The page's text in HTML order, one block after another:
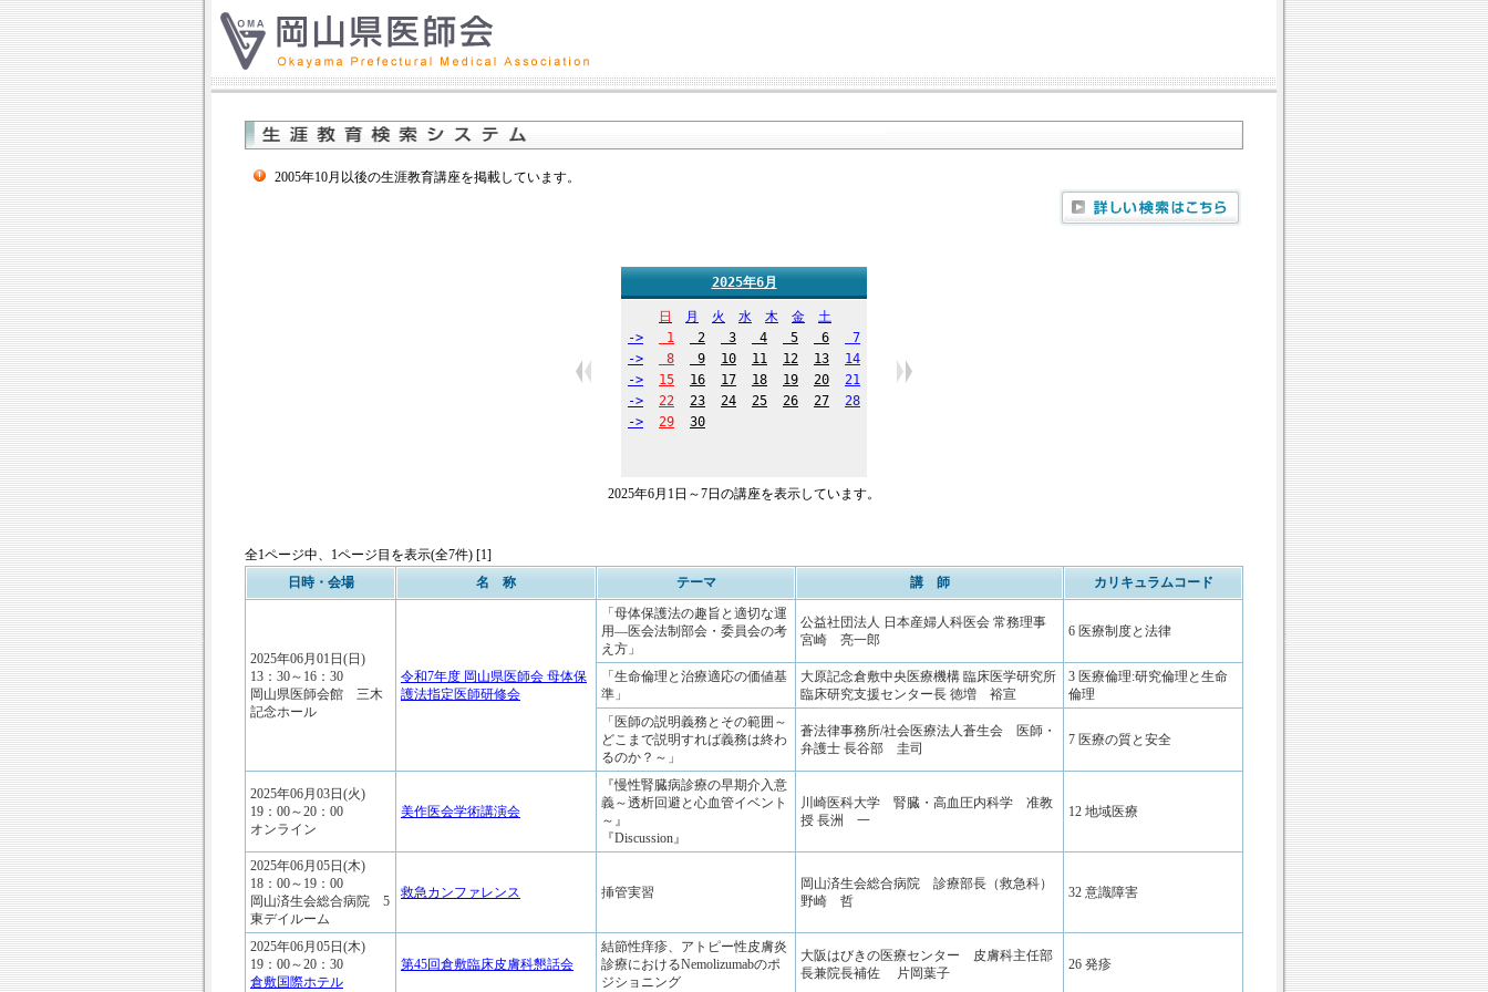
2005年10月以後の生涯教育講座を掲載しています。
2025年6月
日 月 火 水 木 金
土
->
1 2 3 4 5 6
7
->
8 9 10 11 12 13
14
->
15 16 17 18 19 20
21
->
22 23 24 25 26 27
28
->
29 30
2025年6月1日～7日の講座を表示しています。
全1ページ中、1ページ目を表示(全7件) [1]
日時・会場
名 称 テーマ 講 師 カリキュラムコード
2025年06月01日(日)
13：30～16：30
岡山県医師会館 三木
記念ホール
令和7年度 岡山県医師会 母体保
護法指定医師研修会
「母体保護法の趣旨と適切な運
用―医会法制部会・委員会の考
え方」
公益社団法人 日本産婦人科医会 常務理事
宮崎 亮一郎
6 医療制度と法律
「生命倫理と治療適応の価値基
準」
大原記念倉敷中央医療機構 臨床医学研究所
臨床研究支援センター長 徳増 裕宣
3 医療倫理:研究倫理と生命
倫理
「医師の説明義務とその範囲～
どこまで説明すれば義務は終わ
るのか？～」
蒼法律事務所/社会医療法人蒼生会 医師・
弁護士 長谷部 圭司
7 医療の質と安全
2025年06月03日(火)
19：00～20：00
オンライン
美作医会学術講演会
『慢性腎臓病診療の早期介入意
義～透析回避と心血管イベント
～』
『Discussion』
川崎医科大学 腎臓・高血圧内科学 准教
授 長洲 一
12 地域医療
2025年06月05日(木)
18：00～19：00
岡山済生会総合病院 5
東デイルーム
救急カンファレンス 挿管実習
岡山済生会総合病院 診療部長（救急科）
野崎 哲
32 意識障害
2025年06月05日(木)
19：00～20：30
倉敷国際ホテル
第45回倉敷臨床皮膚科懇話会
結節性痒疹、アトピー性皮膚炎
診療におけるNemolizumabのポ
ジショニング
大阪はびきの医療センター 皮膚科主任部
長兼院長補佐 片岡葉子
26 発疹